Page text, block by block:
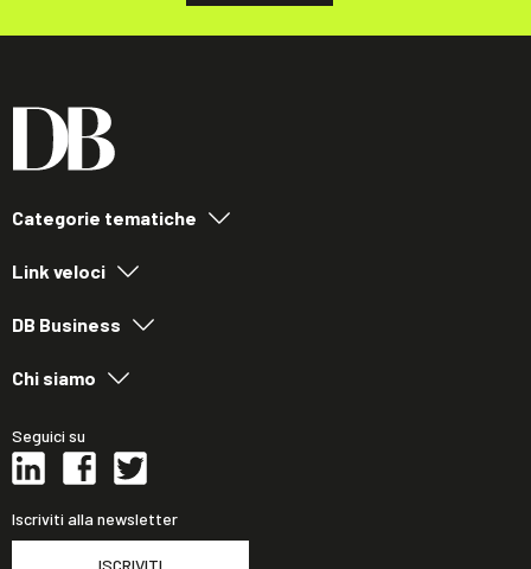
Categorie tematiche
Link veloci
DB Business
Chi siamo
Seguici su
Iscriviti alla newsletter
ISCRIVITI